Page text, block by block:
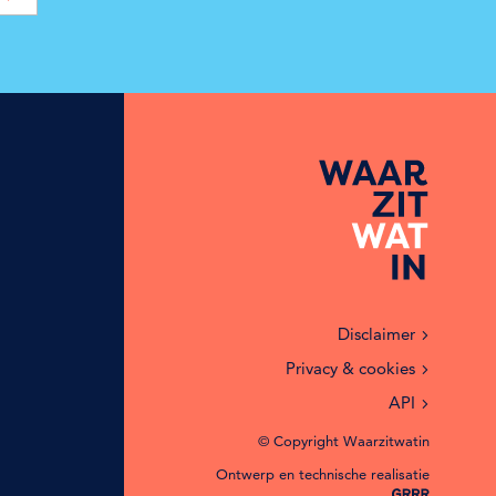
Disclaimer
Privacy & cookies
API
© Copyright Waarzitwatin
Ontwerp en technische realisatie